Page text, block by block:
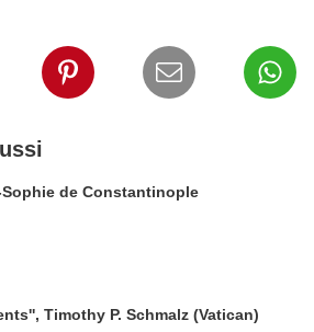
de Constantinople
Timothy P. Schmalz (Vatican)